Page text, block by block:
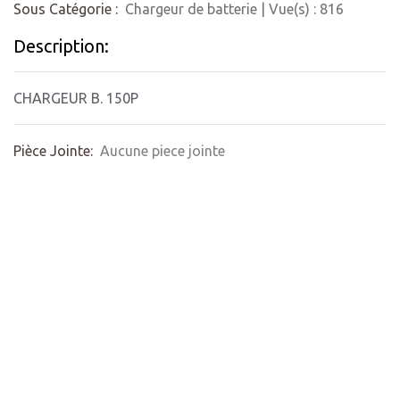
Sous Catégorie : Chargeur de batterie | Vue(s) : 816
Description:
CHARGEUR B. 150P
Pièce Jointe: Aucune piece jointe